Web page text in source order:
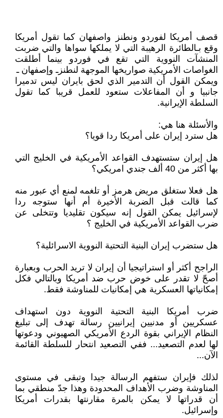
قصف أمريكا لفوردو ونطنز واصفهان كما تقول أمريكا
وقع بـالطائرة الرهيبة التي لا يملكها سواها والتي ضربت
المنشآت النووية التي تقع في فوردو بينما أطلقت
الغواصات الأمريكية صواريخها الموجهة لنطنزـ وإصفهان ـ
ويمكن القول أن التدمير الذي لحق بايران ليس تدميرا
جانبيا و أن المفاعلات ستعود للعمل قريبا كما تقول
السلطة الإيرانية.
والأسئلة هنا هي:
هل سترد إيران على أمريكا ردا قويا؟
هل إيران ستستهدف القواعد الأمريكية في الخليج التي
بها أكثر من 40 ألف جندي امريكي؟
هل فعلا ستغلق مريض هرمز أو تلغمه لمنع أي عبور منه
كما قالت قبل الضربة الأخيرة أم أنها ستوجه ردا
لإسرائيل يمكن القول إنه سيكون تقليديا وتتخلى عن
ضرب القواعد الأمريكية في الخليج ؟
هل ستضرب إيران البنية التحتية النووية الاسرائلية؟
الراجح أكثر أو استراتيجيا أن إيران لا تريد الحرب وبعبارة
أصحّ لا تقدر على خوض حرب ضد أمريكا وبالتالي فكل
إمكانياتها العسكرية هي إمكانيات للمناوشة فقط.
ضرب أمريكا البنية التحتية النووية دون استهداف
عسكريين أو مدنيين إيرانيين رسالة تهدف إلى تبليغ
النظام الإيراني بقوة الردع الأمريكي الصهيوني ودعوتها
لها لعدم التصعيد... ففي التصعيد انتحار للسلطة القائمة
الآن...
لذلك فإيران ستفهم الرسالة جيدا وتبقى في مستوى
المناوشة وضرب الأهداف المحدودة وهذا جدّ منطقي بما
أن قدراتها لا يمكن بالمرة مقارنتها بقدرات أمريكا
وإسرائيل.